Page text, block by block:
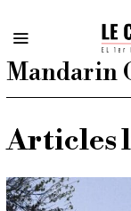
Mandarin
Articles